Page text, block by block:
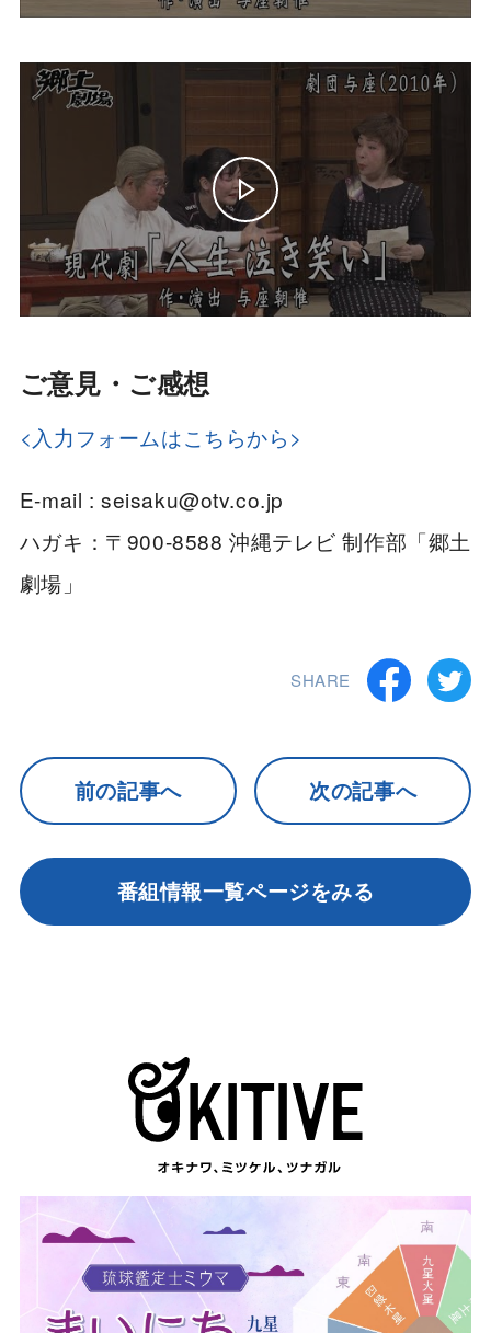
ご意見・ご感想
<入力フォームはこちらから>
E-mail : seisaku@otv.co.jp
ハガキ：〒900-8588 沖縄テレビ 制作部「郷土
劇場」
SHARE
前の記事へ 次の記事へ
番組情報一覧ページをみる